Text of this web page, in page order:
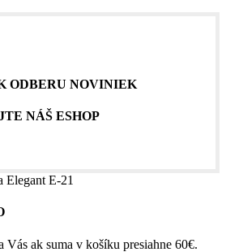
ODBERU NOVINIEK
NÁŠ ESHOP
Vás ak suma v košíku presiahne 60€.